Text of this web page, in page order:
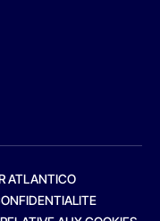
ATLANTICO